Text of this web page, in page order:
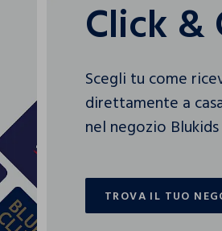
Click &
Scegli tu come
direttamente a
nel negozio
TROVA IL TUO
TROVA IL TUO